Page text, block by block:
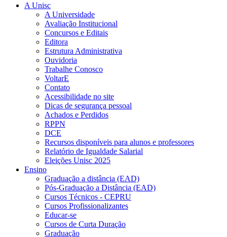
A Unisc
A Universidade
Avaliação Institucional
Concursos e Editais
Editora
Estrutura Administrativa
Ouvidoria
Trabalhe Conosco
VoltarE
Contato
Acessibilidade no site
Dicas de segurança pessoal
Achados e Perdidos
RPPN
DCE
Recursos disponíveis para alunos e professores
Relatório de Igualdade Salarial
Eleições Unisc 2025
Ensino
Graduação a distância (EAD)
Pós-Graduação a Distância (EAD)
Cursos Técnicos - CEPRU
Cursos Profissionalizantes
Educar-se
Cursos de Curta Duração
Graduação